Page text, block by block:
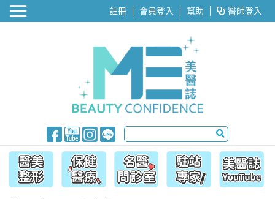
醫美整形 註冊 會員登入 幫助 醫師登入